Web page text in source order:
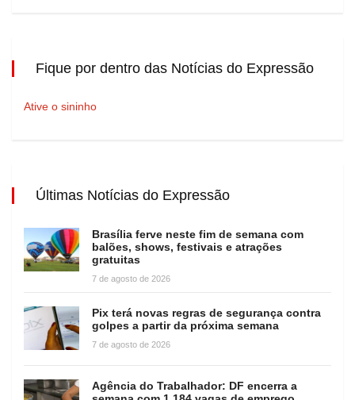
Fique por dentro das Notícias do Expressão
Ative o sininho
Últimas Notícias do Expressão
Brasília ferve neste fim de semana com
balões, shows, festivais e atrações
gratuitas
7 de agosto de 2026
Pix terá novas regras de segurança contra
golpes a partir da próxima semana
7 de agosto de 2026
Agência do Trabalhador: DF encerra a